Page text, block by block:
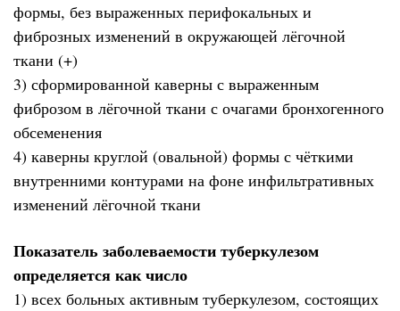
формы, без выраженных перифокальных и
фиброзных изменений в окружающей лёгочной
ткани (+)
3) сформированной каверны с выраженным
фиброзом в лёгочной ткани с очагами бронхогенного
обсеменения
4) каверны круглой (овальной) формы с чёткими
внутренними контурами на фоне инфильтративных
изменений лёгочной ткани
Показатель заболеваемости туберкулезом
определяется как число
1) всех больных активным туберкулезом, состоящих